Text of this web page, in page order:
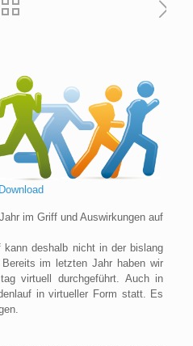
im Griff und Auswirkungen auf
kann deshalb nicht in der bislang
im letzten Jahr haben wir
virtuell durchgeführt. Auch in
in virtueller Form statt. Es